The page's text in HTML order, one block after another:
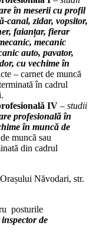
în meserii cu profil
canal, zidar, vopsitor,
faianțar, fierar
mecanic
auto, pavator,
cu vechime în
– carnet de muncă
în cadrul
IV – studii
profesională în
în muncă de
muncă sau
din cadrul
Năvodari, str.
posturile
inspector de